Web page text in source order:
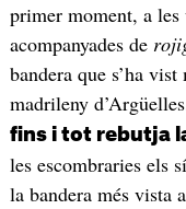
primer moment, a
acompanyades de
bandera que s’ha
madrileny
fins i tot rebutja
les escombraries els
la bandera més vista